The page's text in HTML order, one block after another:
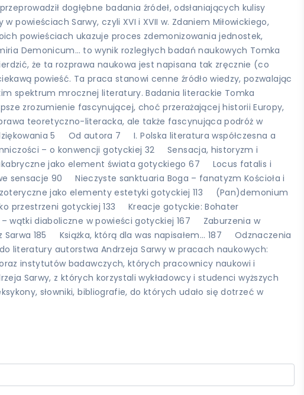
dogłębne badania źródeł, odsłaniających kulisy
Sarwy, czyli XVI i XVII w. Zdaniem Miłowickiego,
powieściach ukazuje proces zdemonizowania jednostek,
Demonicum… to wynik rozległych badań naukowych Tomka
że ta rozprawa naukowa jest napisana tak zręcznie (co
powieść. Ta praca stanowi cenne źródło wiedzy, pozwalając
spektrum mrocznej literatury. Badania literackie Tomka
zrozumienie fascynującej, choć przerażającej historii Europy,
teoretyczno-literacka, ale także fascynująca podróż w
5 Od autora 7 I. Polska literatura współczesna a
– o konwencji gotyckiej 32 Sensacja, historyzm i
jako element świata gotyckiego 67 Locus fatalis i
sensacje 90 Nieczyste sanktuaria Boga – fanatyzm Kościoła i
jako elementy estetyki gotyckiej 113 (Pan)demonium
przestrzeni gotyckiej 133 Kreacje gotyckie: Bohater
wątki diaboliczne w powieści gotyckiej 167 Zaburzenia w
185 Książka, którą dla was napisałem... 187 Odznaczenia
autorstwa Andrzeja Sarwy w pracach naukowych:
instytutów badawczych, których pracownicy naukowi i
Sarwy, z których korzystali wykładowcy i studenci wyższych
słowniki, bibliografie, do których udało się dotrzeć w